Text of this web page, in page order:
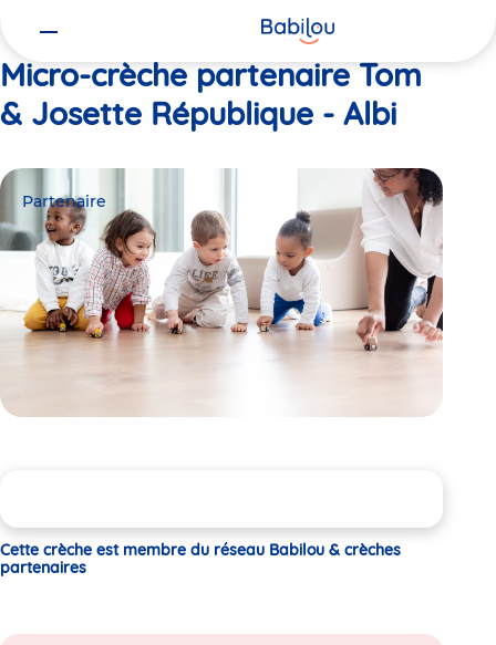
Micro-crèche partenaire Tom
& Josette République - Albi
Partenaire
Cette crèche est membre du réseau Babilou & crèches
partenaires